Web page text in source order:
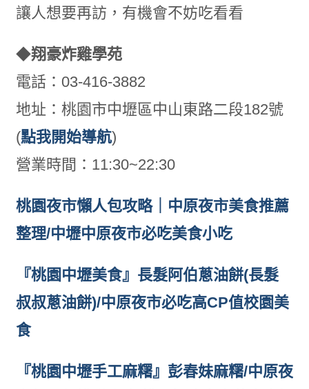
讓人想要再訪 ， 有機會不妨吃看看
◆翔豪炸雞學苑
電話：03-416-3882
地址：桃園市中壢區中山東路二段182號
(點我開始導航)
營業時間：11:30~22:30
桃園夜市懶人包攻略｜中原夜市美食推薦
整理/中壢中原夜市必吃美食小吃
『桃園中壢美食』長髮阿伯蔥油餅(長髮
叔叔蔥油餅)/中原夜市必吃高CP值校園美
食
『桃園中壢手工麻糬』彭春妹麻糬/中原夜